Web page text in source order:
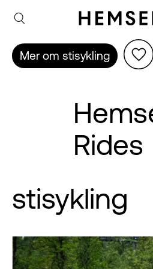
Mer om stisykling
Rides
stisykling